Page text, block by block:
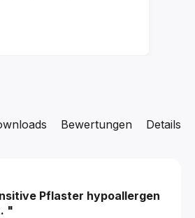
Details
Bewertungen
Pflaster hypoallergen
"